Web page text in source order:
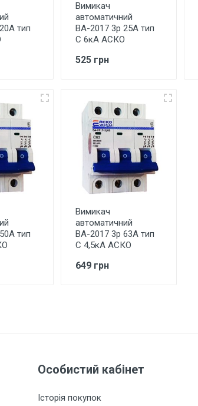
тип
Вимикач
автоматичний
ВА-2017 3р 25А тип
С 6кА АСКО
525 грн
тип
Вимикач
автоматичний
ВА-2017 3р 63А тип
С 4,5кА АСКО
649 грн
Особистий кабінет
Історія покупок